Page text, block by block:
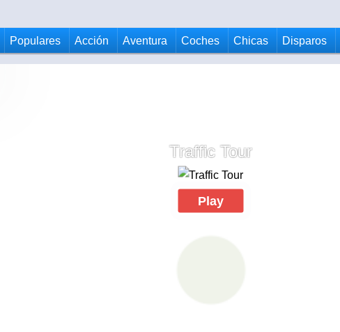
Populares Acción Aventura Coches Chicas Disparos
Traffic Tour
Play